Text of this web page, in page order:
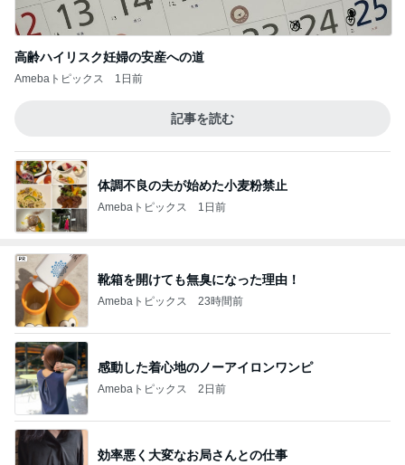
高齢ハイリスク妊婦の安産への道
Amebaトピックス 1日前
記事を読む
体調不良の夫が始めた小麦粉禁止
Amebaトピックス 1日前
靴箱を開けても無臭になった理由！
Amebaトピックス 23時間前
感動した着心地のノーアイロンワンピ
Amebaトピックス 2日前
効率悪く大変なお局さんとの仕事